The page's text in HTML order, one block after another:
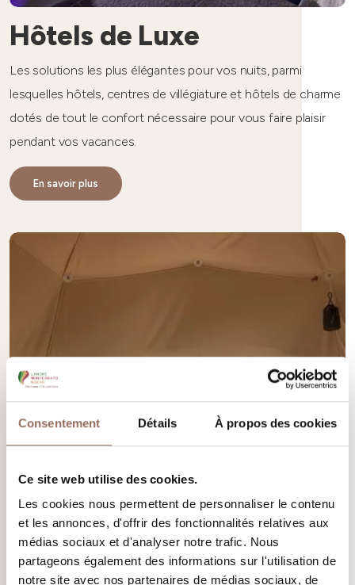
Consentement Détails À propos des cookies
Ce site web utilise des cookies.
Les cookies nous permettent de personnaliser le contenu
et les annonces, d'offrir des fonctionnalités relatives aux
médias sociaux et d'analyser notre trafic. Nous
partageons également des informations sur l'utilisation de
notre site avec nos partenaires de médias sociaux, de
Hôtels de Luxe
Les solutions les plus élégantes pour vos nuits, parmi
lesquelles hôtels, centres de villégiature et hôtels de charme
dotés de tout le confort nécessaire pour vous faire plaisir
pendant vos vacances.
En savoir plus